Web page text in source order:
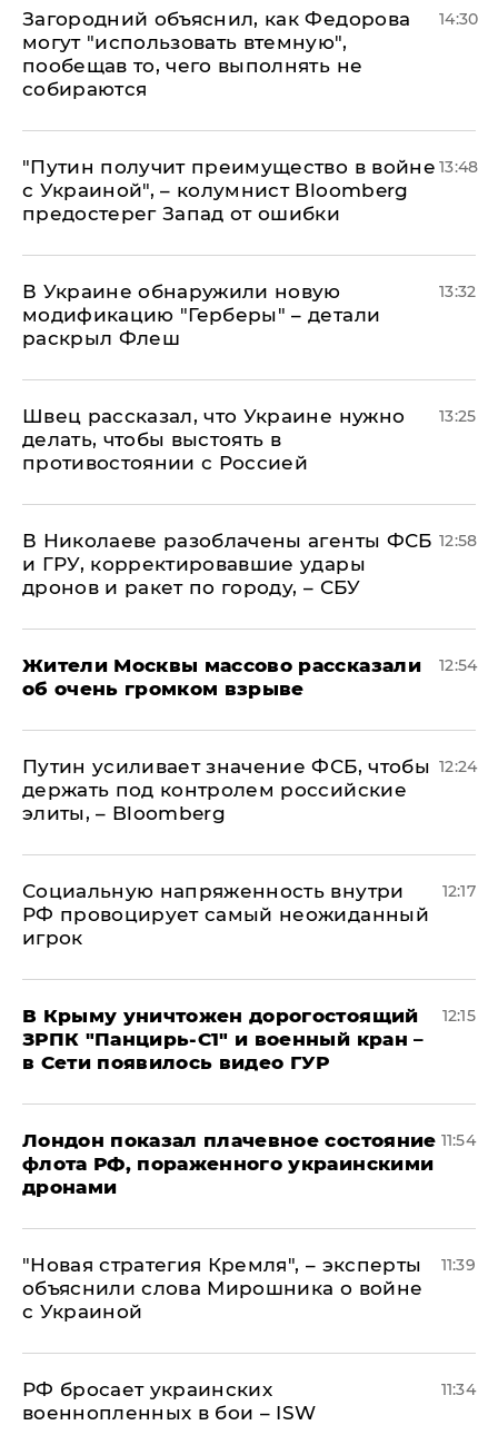
Загородний объяснил, как Федорова
могут "использовать втемную",
пообещав то, чего выполнять не
собираются
14:30
"Путин получит преимущество в войне
с Украиной", – колумнист Bloomberg
предостерег Запад от ошибки
13:48
В Украине обнаружили новую
модификацию "Герберы" – детали
раскрыл Флеш
13:32
Швец рассказал, что Украине нужно
делать, чтобы выстоять в
противостоянии с Россией
13:25
В Николаеве разоблачены агенты ФСБ
и ГРУ, корректировавшие удары
дронов и ракет по городу, – СБУ
12:58
Жители Москвы массово рассказали
об очень громком взрыве
12:54
Путин усиливает значение ФСБ, чтобы
держать под контролем российские
элиты, – Bloomberg
12:24
Социальную напряженность внутри
РФ провоцирует самый неожиданный
игрок
12:17
В Крыму уничтожен дорогостоящий
ЗРПК "Панцирь-С1" и военный кран –
в Сети появилось видео ГУР
12:15
Лондон показал плачевное состояние
флота РФ, пораженного украинскими
дронами
11:54
"Новая стратегия Кремля", – эксперты
объяснили слова Мирошника о войне
с Украиной
11:39
РФ бросает украинских
военнопленных в бои – ISW
11:34